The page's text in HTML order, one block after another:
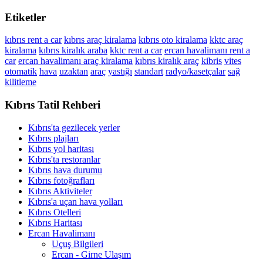
Etiketler
kıbrıs rent a car kıbrıs araç kiralama kıbrıs oto kiralama kktc araç
kiralama kıbrıs kiralık araba kktc rent a car ercan havalimanı rent a
car ercan havalimanı araç kiralama kıbrıs kiralık araç kibris vites
otomatik hava uzaktan araç yastığı standart radyo/kasetçalar sağ
kilitleme
Kıbrıs Tatil Rehberi
Kıbrıs'ta gezilecek yerler
Kıbrıs plajları
Kıbrıs yol haritası
Kıbrıs'ta restoranlar
Kıbrıs hava durumu
Kıbrıs fotoğrafları
Kıbrıs Aktiviteler
Kıbrıs'a uçan hava yolları
Kıbrıs Otelleri
Kıbrıs Haritası
Ercan Havalimanı
Uçuş Bilgileri
Ercan - Girne Ulaşım